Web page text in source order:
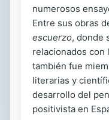
numerosos
Entre sus obras
escuerzo, donde
relacionados con
también fue
literarias y
desarrollo del
positivista en